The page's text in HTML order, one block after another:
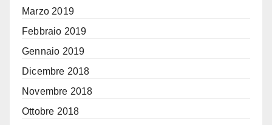
Marzo 2019
Febbraio 2019
Gennaio 2019
Dicembre 2018
Novembre 2018
Ottobre 2018